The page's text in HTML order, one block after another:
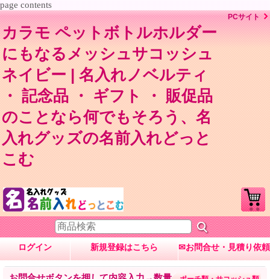
page contents
カラモ ペットボトルホルダー
にもなるメッシュサコッシュ
ネイビー | 名入れノベルティ
・ 記念品 ・ ギフト ・ 販促品
のことなら何でもそろう、名
入れグッズの名前入れどっと
こむ
PCサイト
ログイン 新規登録はこちら ✉お問合せ・見積り依頼